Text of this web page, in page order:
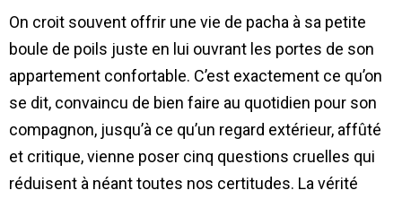
On croit souvent offrir une vie de pacha à sa petite
boule de poils juste en lui ouvrant les portes de son
appartement confortable. C’est exactement ce qu’on
se dit, convaincu de bien faire au quotidien pour son
compagnon, jusqu’à ce qu’un regard extérieur, affûté
et critique, vienne poser cinq questions cruelles qui
réduisent à néant toutes nos certitudes. La vérité